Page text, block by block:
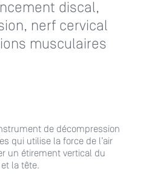
discal,
nerf cervical
musculaires
de décompression
qui utilise la force de l’air
un étirement vertical du
la tête.